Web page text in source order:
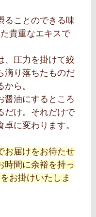
ることのできる味
貴重なエキスで
、圧力を掛けて絞
滴り落ちたものだ
ら。
醤油にするところ
だけ。それだけで
に変わります。
お届けをお待たせ
時間に余裕を持っ
お掛けいたしま